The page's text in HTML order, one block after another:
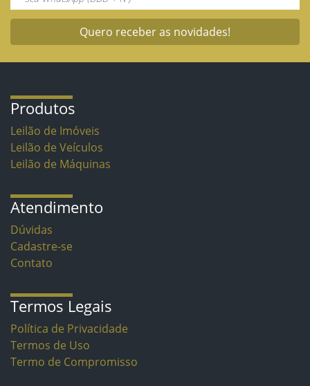
Quero receber as novidades!
Produtos
Leilão de Imóveis
Leilão de Veículos
Leilão de Máquinas
Atendimento
Dúvidas
Cadastre-se
Contato
Termos Legais
Política de Privacidade
Termos de Uso
Termo de Compromisso